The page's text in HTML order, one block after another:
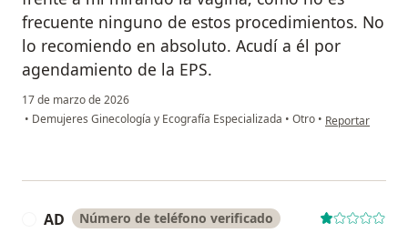
frecuente ninguno de estos procedimientos. No
lo recomiendo en absoluto. Acudí a él por
agendamiento de la EPS.
17 de marzo de 2026
• Demujeres Ginecología y Ecografía Especializada • Otro • en opinión del
Reportar
AD Número de teléfono verificado